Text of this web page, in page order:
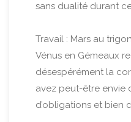
sans dualité durant
Travail : Mars au
Vénus en Gémeaux
désespérément la
avez peut-être envie
d’obligations et bien